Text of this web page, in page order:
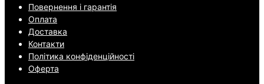
Повернення і гарантія
Оплата
Доставка
Контакти
Політика конфіденційності
Оферта